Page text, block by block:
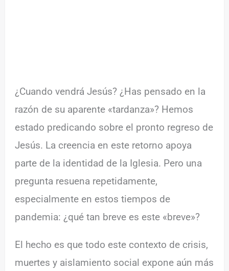
¿Cuando vendrá Jesús? ¿Has pensado en la
razón de su aparente «tardanza»? Hemos
estado predicando sobre el pronto regreso de
Jesús. La creencia en este retorno apoya
parte de la identidad de la Iglesia. Pero una
pregunta resuena repetidamente,
especialmente en estos tiempos de
pandemia: ¿qué tan breve es este «breve»?
El hecho es que todo este contexto de crisis,
muertes y aislamiento social expone aún más